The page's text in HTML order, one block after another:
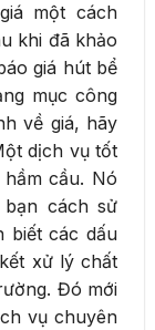
một cách
khi đã khảo
giá hút bể
mục công
về giá, hãy
dịch vụ tốt
cầu. Nó
cách sử
biết các dấu
xử lý chất
Đó mới
vụ chuyên